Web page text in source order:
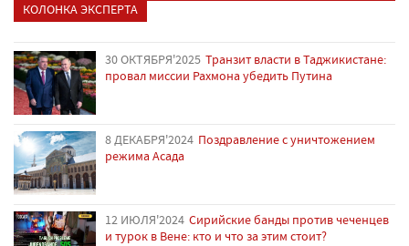
КОЛОНКА ЭКСПЕРТА
30 ОКТЯБРЯ'2025 Транзит власти в Таджикистане:
провал миссии Рахмона убедить Путина
8 ДЕКАБРЯ'2024 Поздравление с уничтожением
режима Асада
12 ИЮЛЯ'2024 Сирийские банды против чеченцев
и турок в Вене: кто и что за этим стоит?